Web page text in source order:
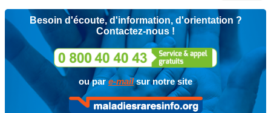
Besoin d'écoute, d'information, d'orientation ?
Contactez-nous !
ou pare-mailsur notre site